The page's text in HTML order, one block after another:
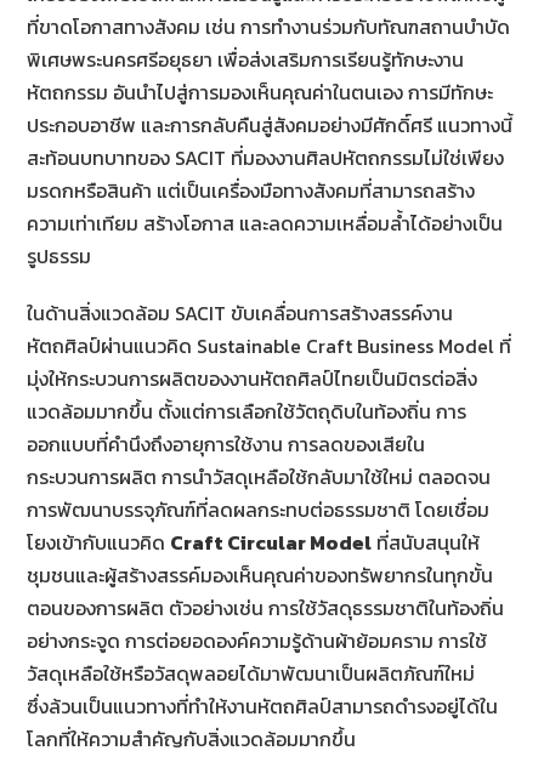
ที่ขาดโอกาสทางสังคม เช่น การทำงานร่วมกับทัณฑสถานบำบัด
พิเศษพระนครศรีอยุธยา เพื่อส่งเสริมการเรียนรู้ทักษะงาน
หัตถกรรม อันนำไปสู่การมองเห็นคุณค่าในตนเอง การมีทักษะ
ประกอบอาชีพ และการกลับคืนสู่สังคมอย่างมีศักดิ์ศรี แนวทางนี้
สะท้อนบทบาทของ SACIT ที่มองงานศิลปหัตถกรรมไม่ใช่เพียง
มรดกหรือสินค้า แต่เป็นเครื่องมือทางสังคมที่สามารถสร้าง
ความเท่าเทียม สร้างโอกาส และลดความเหลื่อมล้ำได้อย่างเป็น
รูปธรรม
ในด้านสิ่งแวดล้อม SACIT ขับเคลื่อนการสร้างสรรค์งาน
หัตถศิลป์ผ่านแนวคิด Sustainable Craft Business Model ที่
มุ่งให้กระบวนการผลิตของงานหัตถศิลป์ไทยเป็นมิตรต่อสิ่ง
แวดล้อมมากขึ้น ตั้งแต่การเลือกใช้วัตถุดิบในท้องถิ่น การ
ออกแบบที่คำนึงถึงอายุการใช้งาน การลดของเสียใน
กระบวนการผลิต การนำวัสดุเหลือใช้กลับมาใช้ใหม่ ตลอดจน
การพัฒนาบรรจุภัณฑ์ที่ลดผลกระทบต่อธรรมชาติ โดยเชื่อม
โยงเข้ากับแนวคิด Craft Circular Model ที่สนับสนุนให้
ชุมชนและผู้สร้างสรรค์มองเห็นคุณค่าของทรัพยากรในทุกขั้น
ตอนของการผลิต ตัวอย่างเช่น การใช้วัสดุธรรมชาติในท้องถิ่น
อย่างกระจูด การต่อยอดองค์ความรู้ด้านผ้าย้อมคราม การใช้
วัสดุเหลือใช้หรือวัสดุพลอยได้มาพัฒนาเป็นผลิตภัณฑ์ใหม่
ซึ่งล้วนเป็นแนวทางที่ทำให้งานหัตถศิลป์สามารถดำรงอยู่ได้ใน
โลกที่ให้ความสำคัญกับสิ่งแวดล้อมมากขึ้น